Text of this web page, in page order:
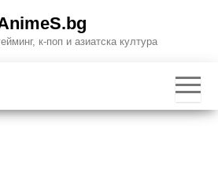
к-поп и азиатска култура